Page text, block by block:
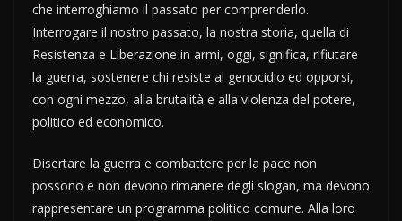
che interroghiamo il passato per comprenderlo.
Interrogare il nostro passato, la nostra storia, quella di
Resistenza e Liberazione in armi, oggi, significa, rifiutare
la guerra, sostenere chi resiste al genocidio ed opporsi,
con ogni mezzo, alla brutalità e alla violenza del potere,
politico ed economico.
Disertare la guerra e combattere per la pace non
possono e non devono rimanere degli slogan, ma devono
rappresentare un programma politico comune. Alla loro